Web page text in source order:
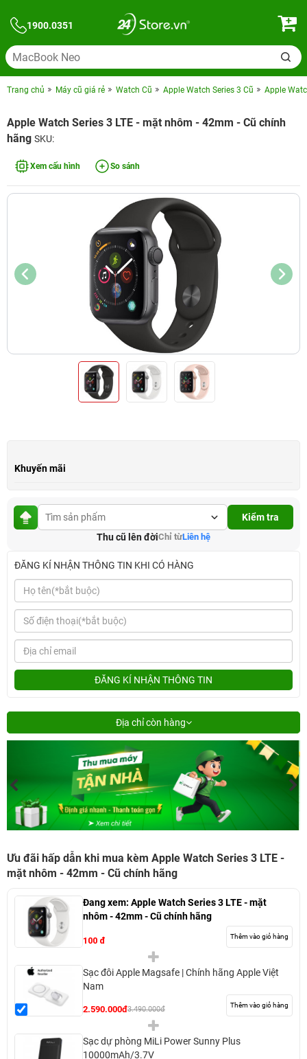
1900.0351
Trang chủ Máy cũ giá rẻ Watch Cũ Apple Watch Series 3 Cũ Apple
Apple Watch Series 3 LTE - mặt nhôm - 42mm - Cũ chính
hãng SKU:
Xem cấu hình So sánh
Khuyến mãi
Kiểm tra
Thu cũ lên đờiChỉ từLiên hệ
ĐĂNG KÍ NHẬN THÔNG TIN KHI CÓ HÀNG
ĐĂNG KÍ NHẬN THÔNG TIN
Địa chỉ còn hàng
Ưu đãi hấp dẫn khi mua kèm Apple Watch Series 3 LTE -
mặt nhôm - 42mm - Cũ chính hãng
Đang xem: Apple Watch Series 3 LTE - mặt
nhôm - 42mm - Cũ chính hãng
100 đ Thêm vào giỏ hàng
Sạc đôi Apple Magsafe | Chính hãng Apple Việt
Nam
2.590.000đ3.490.000đ Thêm vào giỏ hàng
Sạc dự phòng MiLi Power Sunny Plus
10000mAh/3.7V